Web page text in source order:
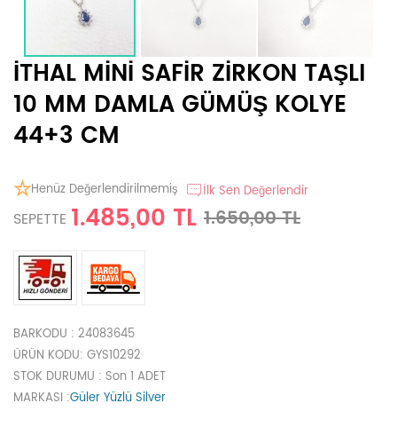
İTHAL MİNİ SAFİR ZİRKON TAŞLI
10 MM DAMLA GÜMÜŞ KOLYE
44+3 CM
Henüz Değerlendirilmemiş İlk Sen Değerlendir
SEPETTE 1.485,00 TL 1.650,00 TL
BARKODU : 24083645
ÜRÜN KODU: GYS10292
STOK DURUMU : Son 1 ADET
MARKASI :Güler Yüzlü Silver